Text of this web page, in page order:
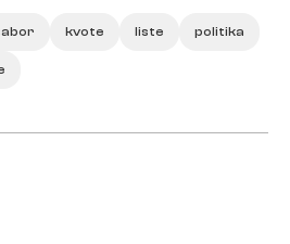
kvote liste politika